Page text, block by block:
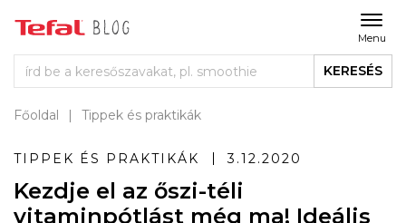
Menu
KERESÉS
Főoldal Tippek és praktikák
TIPPEK ÉS PRAKTIKÁK 3.12.2020
Kezdje el az őszi-téli
vitaminpótlást még ma! Ideális